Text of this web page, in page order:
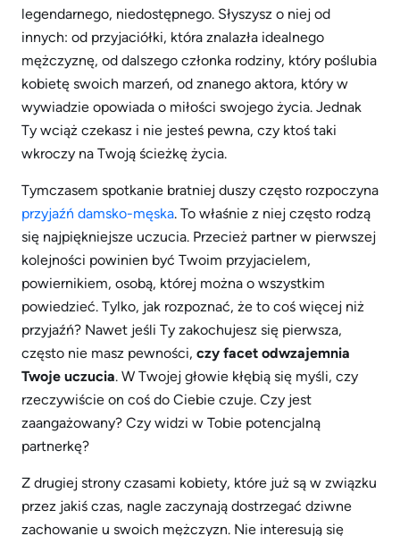
legendarnego, niedostępnego. Słyszysz o niej od
innych: od przyjaciółki, która znalazła idealnego
mężczyznę, od dalszego członka rodziny, który poślubia
kobietę swoich marzeń, od znanego aktora, który w
wywiadzie opowiada o miłości swojego życia. Jednak
Ty wciąż czekasz i nie jesteś pewna, czy ktoś taki
wkroczy na Twoją ścieżkę życia.
Tymczasem spotkanie bratniej duszy często rozpoczyna
przyjaźń damsko-męska. To właśnie z niej często rodzą
się najpiękniejsze uczucia. Przecież partner w pierwszej
kolejności powinien być Twoim przyjacielem,
powiernikiem, osobą, której można o wszystkim
powiedzieć. Tylko, jak rozpoznać, że to coś więcej niż
przyjaźń? Nawet jeśli Ty zakochujesz się pierwsza,
często nie masz pewności, czy facet odwzajemnia
Twoje uczucia. W Twojej głowie kłębią się myśli, czy
rzeczywiście on coś do Ciebie czuje. Czy jest
zaangażowany? Czy widzi w Tobie potencjalną
partnerkę?
Z drugiej strony czasami kobiety, które już są w związku
przez jakiś czas, nagle zaczynają dostrzegać dziwne
zachowanie u swoich mężczyzn. Nie interesują się